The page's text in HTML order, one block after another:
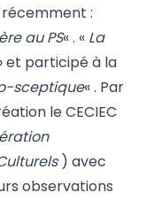
récemment :
au PS« . « La
et participé à la
sceptique« . Par
le CECIEC
) avec
observations